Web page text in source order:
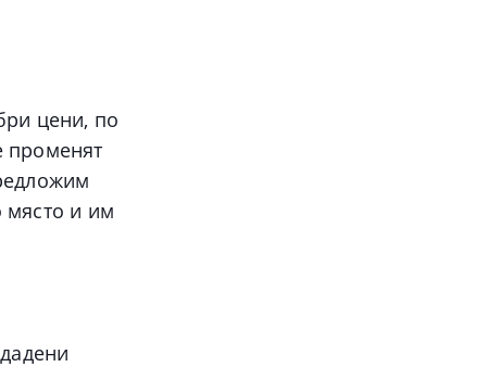
цени, по
променят
място и им